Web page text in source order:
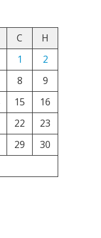
С
Н
1
2
8
9
15
16
22
23
29
30